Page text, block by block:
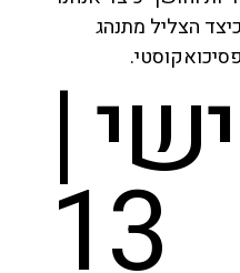
הצליל מתנהג
|
13